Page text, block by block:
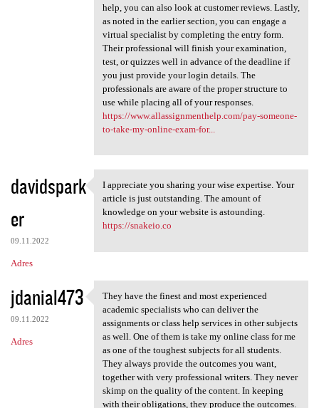
help, you can also look at customer reviews. Lastly,
as noted in the earlier section, you can engage a
virtual specialist by completing the entry form.
Their professional will finish your examination,
test, or quizzes well in advance of the deadline if
you just provide your login details. The
professionals are aware of the proper structure to
use while placing all of your responses.
https://www.allassignmenthelp.com/pay-someone-
to-take-my-online-exam-for...
davidspark
er
09.11.2022
Adres
I appreciate you sharing your
I appreciate you sharing your wise expertise. Your
article is just outstanding. The amount of
knowledge on your website is astounding.
https://snakeio.co
jdanial473
09.11.2022
Adres
They have the finest and most
They have the finest and most experienced
academic specialists who can deliver the
assignments or class help services in other subjects
as well. One of them is take my online class for me
as one of the toughest subjects for all students.
They always provide the outcomes you want,
together with very professional writers. They never
skimp on the quality of the content. In keeping
with their obligations, they produce the outcomes.